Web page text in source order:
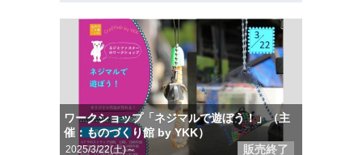
ワークショップ「ネジマルで遊ぼう！」（主
催：ものづくり館 by YKK）
2025/3/22(土)～ 販売終了